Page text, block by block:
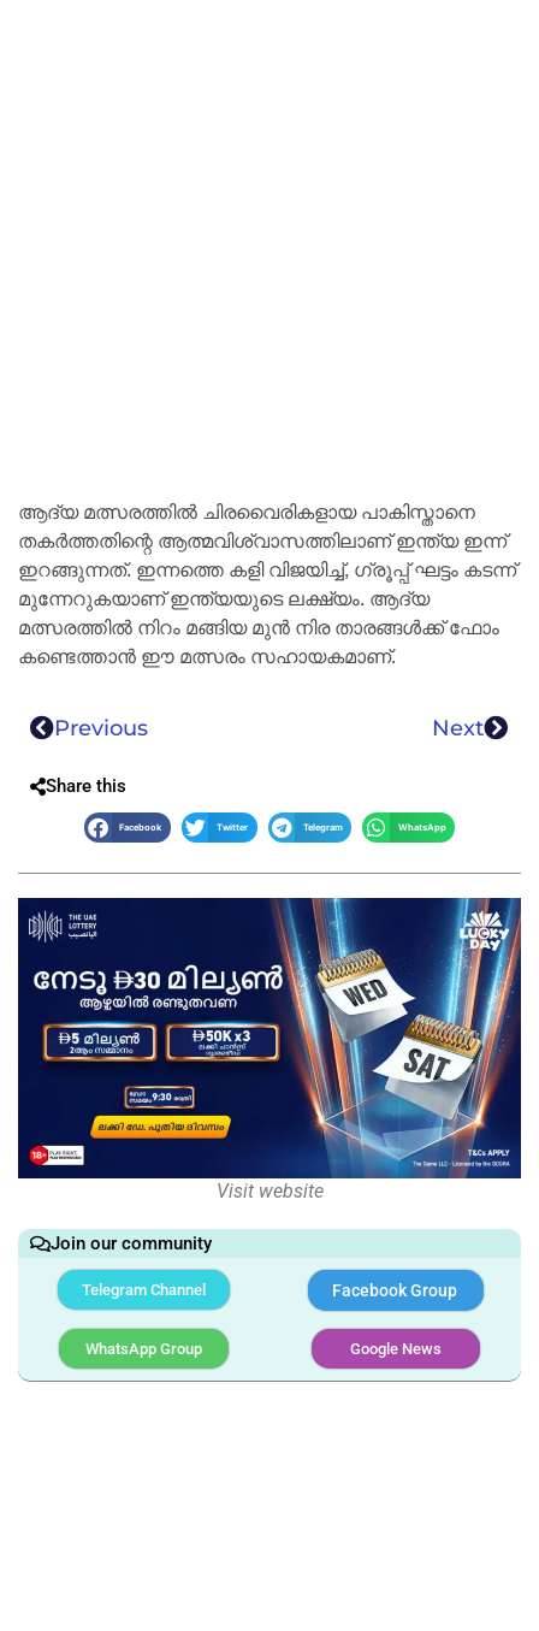
ആദ്യ മത്സരത്തിൽ ചിരവൈരികളായ പാകിസ്താനെ
തകർത്തതിന്റെ ആത്മവിശ്വാസത്തിലാണ് ഇന്ത്യ ഇന്ന്
ഇറങ്ങുന്നത്. ഇന്നത്തെ കളി വിജയിച്ച്, ഗ്രൂപ്പ് ഘട്ടം കടന്ന്
മുന്നേറുകയാണ് ഇന്ത്യയുടെ ലക്ഷ്യം. ആദ്യ
മത്സരത്തിൽ നിറം മങ്ങിയ മുൻ നിര താരങ്ങൾക്ക് ഫോം
കണ്ടെത്താൻ ഈ മത്സരം സഹായകമാണ്.
Previous Next
Share this
Facebook Twitter Telegram WhatsApp
Visit website
Join our community
Telegram Channel Facebook Group
WhatsApp Group Google News